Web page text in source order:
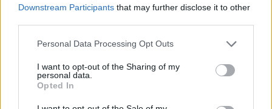
Downstream Participants that may further disclose it to other
Personal Data Processing Opt Outs
I want to opt-out of the Sharing of my
personal data.
Opted In
POWIĄZANE
Tematy przezierność karkowa spirala
embolizacja mięśniaków macicy